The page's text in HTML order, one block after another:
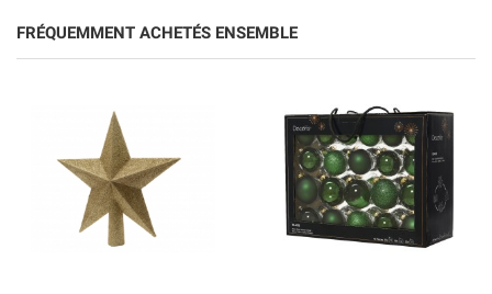
FRÉQUEMMENT ACHETÉS ENSEMBLE